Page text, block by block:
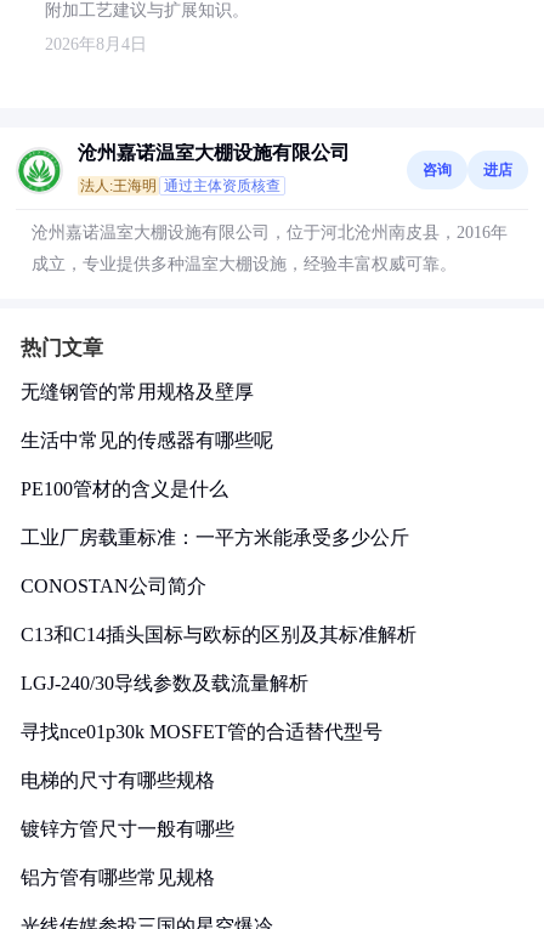
附加工艺建议与扩展知识。
2026年8月4日
沧州嘉诺温室大棚设施有限公司
法人:王海明 通过主体资质核查
咨询 进店
沧州嘉诺温室大棚设施有限公司，位于河北沧州南皮县，2016年
成立，专业提供多种温室大棚设施，经验丰富权威可靠。
热门文章
无缝钢管的常用规格及壁厚
生活中常见的传感器有哪些呢
PE100管材的含义是什么
工业厂房载重标准：一平方米能承受多少公斤
CONOSTAN公司简介
C13和C14插头国标与欧标的区别及其标准解析
LGJ-240/30导线参数及载流量解析
寻找nce01p30k MOSFET管的合适替代型号
电梯的尺寸有哪些规格
镀锌方管尺寸一般有哪些
铝方管有哪些常见规格